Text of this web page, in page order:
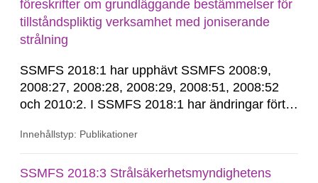
senast gällande...
föreskrifter om grundläggande bestämmelser för
tillståndspliktig verksamhet med joniserande
strålning
SSMFS 2018:1 har upphävt SSMFS 2008:9,
2008:27, 2008:28, 2008:29, 2008:51, 2008:52
och 2010:2. I SSMFS 2018:1 har ändringar förts
SSMFS 2022:14, SSMFS 2024:2 och SSMFS
Innehållstyp: Publikationer
SSMFS 2018:3 Strålsäkerhetsmyndighetens